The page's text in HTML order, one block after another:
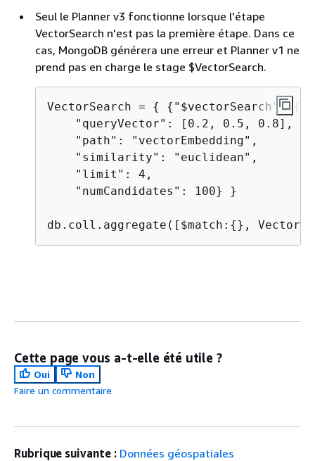
Seul le Planner v3 fonctionne lorsque l'étape
VectorSearch n'est pas la première étape. Dans ce
cas, MongoDB générera une erreur et Planner v1 ne
prend pas en charge le stage $VectorSearch.
VectorSearch = { { "$vectorSearch":
    "queryVector": [0.2, 0.5, 0.8],
    "path": "vectorEmbedding",
    "similarity": "euclidean",
    "limit": 4,
    "numCandidates": 100} }
db.coll.aggregate([$match: {
Cette page vous a-t-elle été utile ?
Oui
Non
Faire un commentaire
Rubrique suivante : Données géospatiales